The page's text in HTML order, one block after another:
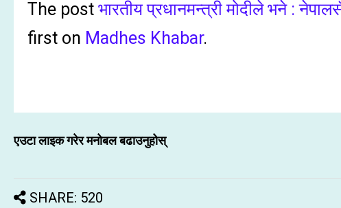
The post भारतीय प्रधानमन्त्री मोदीले भने :
first on Madhes Khabar.
एउटा लाइक गरेर मनोबल बढाउनुहोस्
SHARE: 520